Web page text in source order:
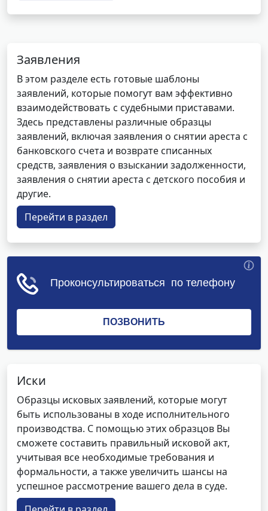
Заявления
В этом разделе есть готовые шаблоны
заявлений, которые помогут вам эффективно
взаимодействовать с судебными приставами.
Здесь представлены различные образцы
заявлений, включая заявления о снятии ареста с
банковского счета и возврате списанных
средств, заявления о взыскании задолженности,
заявления о снятии ареста с детского пособия и
другие.
Перейти в раздел
Иски
Образцы исковых заявлений, которые могут
быть использованы в ходе исполнительного
производства. С помощью этих образцов Вы
сможете составить правильный исковой акт,
учитывая все необходимые требования и
формальности, а также увеличить шансы на
успешное рассмотрение вашего дела в суде.